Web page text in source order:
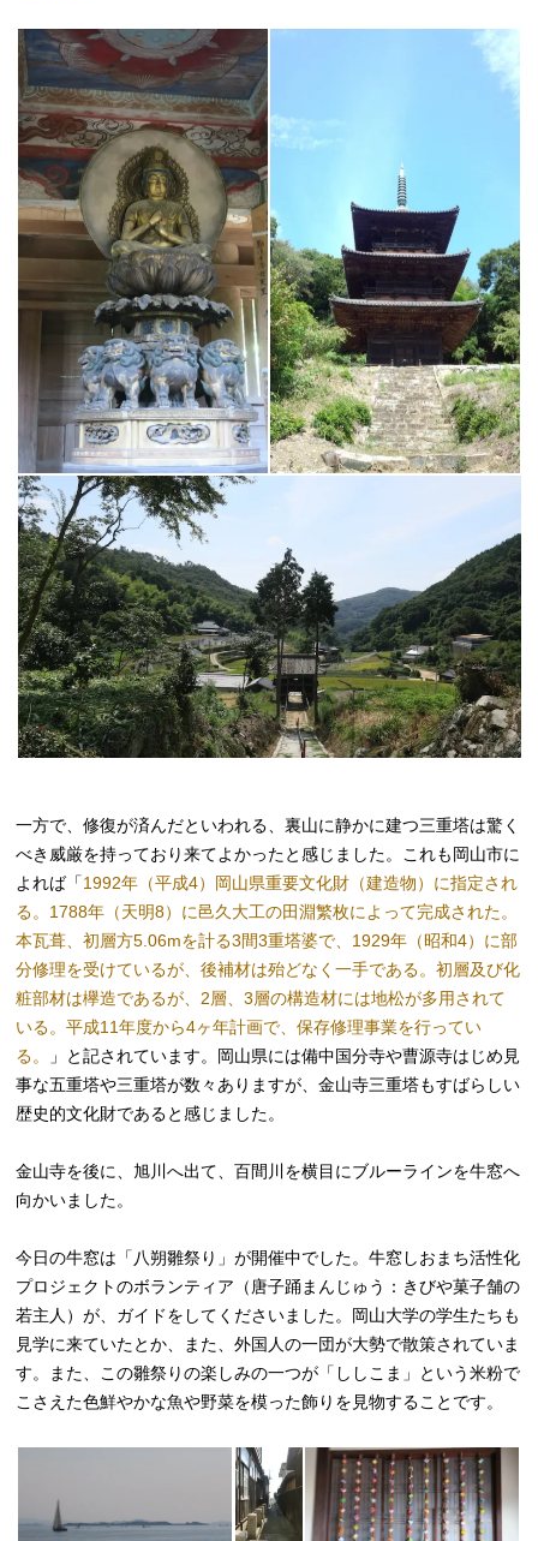
一方で、修復が済んだといわれる、裏山に静かに建つ三重塔は驚く
べき威厳を持っており来てよかったと感じました。これも岡山市に
よれば「1992年（平成4）岡山県重要文化財（建造物）に指定され
る。1788年（天明8）に邑久大工の田淵繁枚によって完成された。
本瓦葺、初層方5.06mを計る3間3重塔婆で、1929年（昭和4）に部
分修理を受けているが、後補材は殆どなく一手である。初層及び化
粧部材は欅造であるが、2層、3層の構造材には地松が多用されて
いる。平成11年度から4ヶ年計画で、保存修理事業を行ってい
る。
」と記されています。岡山県には備中国分寺や曹源寺はじめ見
事な五重塔や三重塔が数々ありますが、金山寺三重塔もすばらしい
歴史的文化財であると感じました。
金山寺を後に、旭川へ出て、百間川を横目にブルーラインを牛窓へ
向かいました。
今日の牛窓は「八朔雛祭り」が開催中でした。牛窓しおまち活性化
プロジェクトのボランティア（唐子踊まんじゅう：きびや菓子舗の
若主人）が、ガイドをしてくださいました。岡山大学の学生たちも
見学に来ていたとか、また、外国人の一団が大勢で散策されていま
す。また、この雛祭りの楽しみの一つが「ししこま」という米粉で
こさえた色鮮やかな魚や野菜を模った飾りを見物することです。